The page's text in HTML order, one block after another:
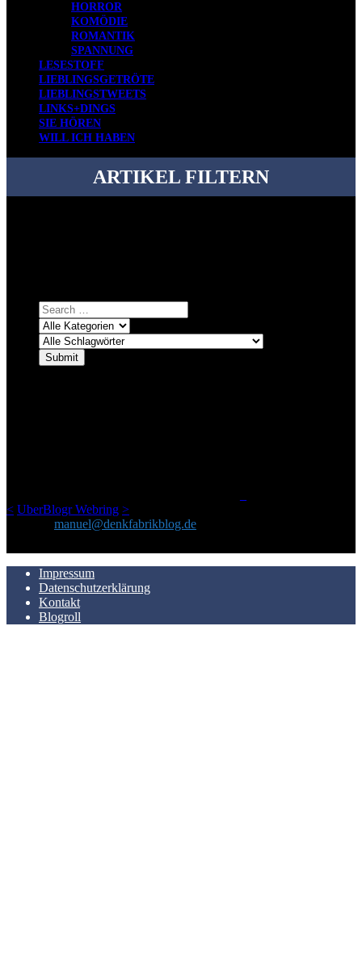
HORROR
KOMÖDIE
ROMANTIK
SPANNUNG
LESESTOFF
LIEBLINGSGETRÖTE
LIEBLINGSTWEETS
LINKS+DINGS
SIE HÖREN
WILL ICH HABEN
ARTIKEL FILTERN
< UberBlogr Webring >
manuel@denkfabrikblog.de
Impressum
Datenschutzerklärung
Kontakt
Blogroll